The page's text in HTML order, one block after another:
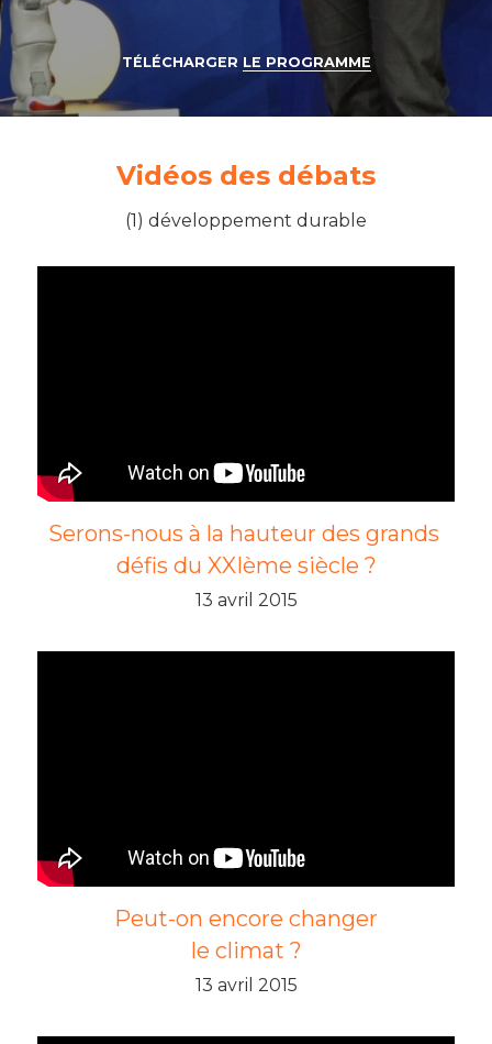
Ressources 2021
8è édition 2020
7è édition 2019
Nous soutenir
Contacts et Presse
TÉLÉCHARGER LE PROGRAMME
Vidéos des débats
(1) développement durable
Serons-nous à la hauteur des grands
défis du XXIème siècle ?
13 avril 2015
Peut-on encore changer
le climat ?
13 avril 2015